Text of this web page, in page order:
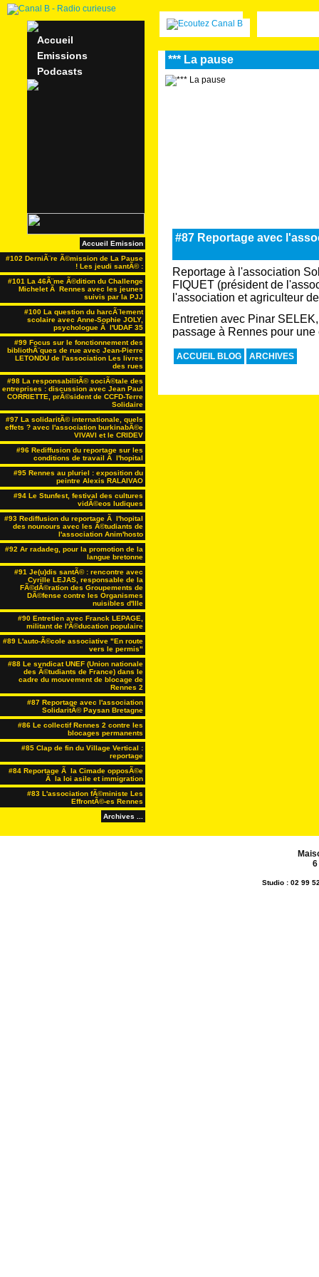
Accueil
Emissions
Podcasts
Accueil Emission
#102 DerniÃ¨re Ã©mission de La Pause
! Les jeudi santÃ© :
#101 La 46Ã¨me Ã©dition du Challenge
Michelet Ã Rennes avec les jeunes
suivis par la PJJ
#100 La question du harcÃ¨lement
scolaire avec Anne-Sophie JOLY,
psychologue Ã l'UDAF 35
#99 Focus sur le fonctionnement des
bibliothÃ¨ques de rue avec Jean-Pierre
LETONDU de l'association Les livres
des rues
#98 La responsabilitÃ© sociÃ©tale des
entreprises : discussion avec Jean Paul
CORRIETTE, prÃ©sident de CCFD-Terre
Solidaire
#97 La solidaritÃ© internationale, quels
effets ? avec l'association burkinabÃ©e
VIVAVI et le CRIDEV
#96 Rediffusion du reportage sur les
conditions de travail Ã l'hopital
#95 Rennes au pluriel : exposition du
peintre Alexis RALAIVAO
#94 Le Stunfest, festival des cultures
vidÃ©eos ludiques
#93 Rediffusion du reportage Ã l'hopital
des nounours avec les Ã©tudiants de
l'association Anim'hosto
#92 Ar radadeg, pour la promotion de la
langue bretonne
#91 Je(u)dis santÃ© : rencontre avec
Cyrille LEJAS, responsable de la
FÃ©dÃ©ration des Groupements de
DÃ©fense contre les Organismes
nuisibles d'Ille
#90 Entretien avec Franck LEPAGE,
militant de l'Ã©ducation populaire
#89 L'auto-Ã©cole associative "En route
vers le permis"
#88 Le syndicat UNEF (Union nationale
des Ã©tudiants de France) dans le
cadre du mouvement de blocage de
Rennes 2
#87 Reportage avec l'association
SolidaritÃ© Paysan Bretagne
#86 Le collectif Rennes 2 contre les
blocages permanents
#85 Clap de fin du Village Vertical :
reportage
#84 Reportage Ã la Cimade opposÃ©e
Ã la loi asile et immigration
#83 L'association fÃ©ministe Les
EffrontÃ©-es Rennes
Archives ...
*** La pause
#87 Reportage avec
Reportage à l'association
FIQUET (président de
l'association et agriculteur
Entretien avec Pinar
passage à Rennes pour
ACCUEIL BLOG ARCHIVES
Studio : 02 99